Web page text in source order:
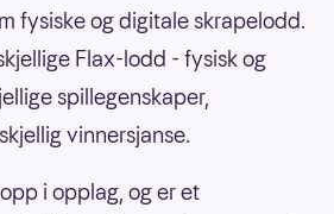
fysiske og digitale skrapelodd.
Flax-lodd - fysisk og
spillegenskaper,
vinnersjanse.
i opplag, og er et